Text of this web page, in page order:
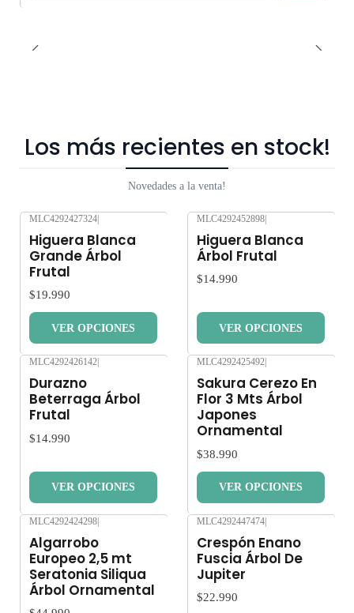
Los más recientes en stock!
Novedades a la venta!
MLC4292427324|
Higuera Blanca
Grande Árbol
Frutal
$19.990
VER OPCIONES
MLC4292452898|
Higuera Blanca
Árbol Frutal
$14.990
VER OPCIONES
MLC4292426142
Durazno
Beterraga Árbol
Frutal
$14.990
VER OPCIONES
MLC4292425492
Sakura Cerezo En
Flor 3 Mts Árbol
Japones
Ornamental
$38.990
VER OPCIONES
MLC4292424298|
Algarrobo
Europeo 2,5 mt
Seratonia Siliqua
Árbol Ornamental
MLC4292447474|
Crespón Enano
Fuscia Árbol De
Jupiter
$22.990